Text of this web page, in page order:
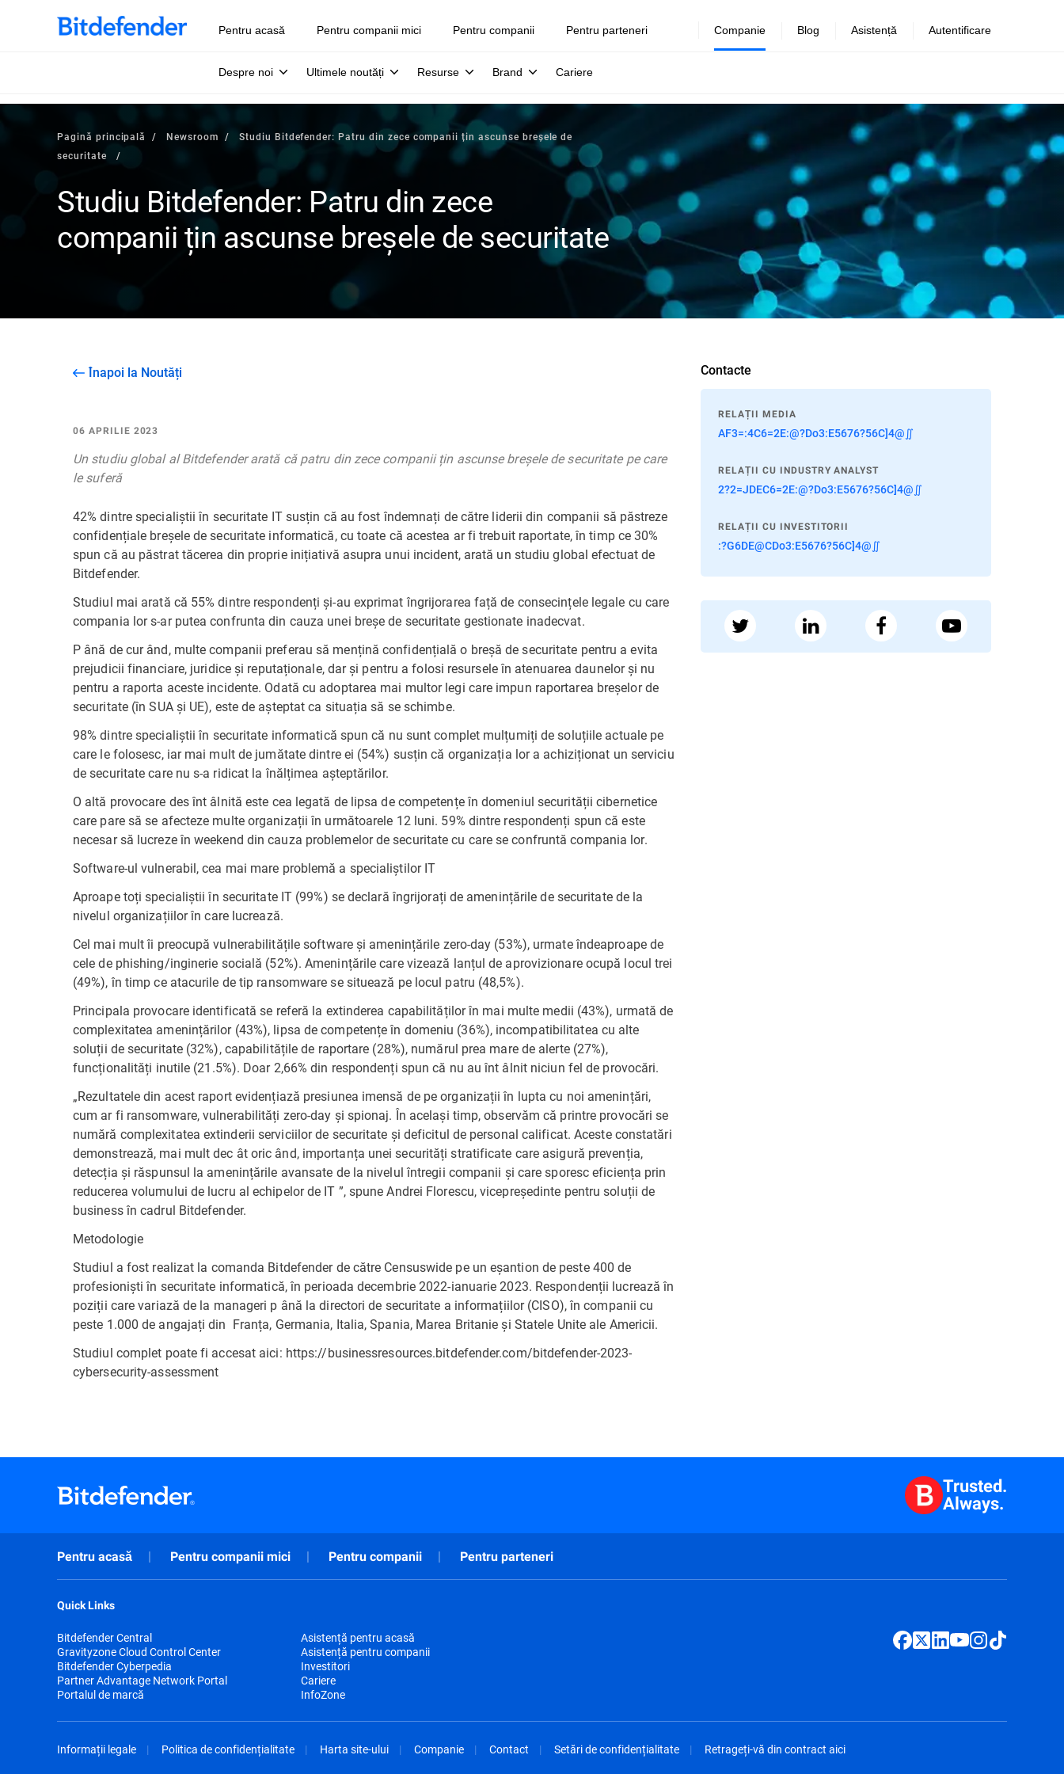
Pentru acasă Pentru companii mici Pentru companii Pentru parteneri Companie
Despre noi Ultimele noutăți Resurse Brand Cariere
Blog Asistență Autentificare
Pagină principală Newsroom
Studiu Bitdefender: Patru din zece companii țin ascunse breșele de
securitate
Studiu Bitdefender: Patru din zece
companii țin ascunse breșele de securitate
Înapoi la Noutăți
06 APRILIE 2023
Un studiu global al Bitdefender arată că patru din zece companii țin ascunse breșele de securitate pe care
le suferă
42% dintre specialiștii în securitate IT susțin că au fost îndemnați de către liderii din companii să păstreze
confidențiale breșele de securitate informatică, cu toate că acestea ar fi trebuit raportate, în timp ce 30%
spun că au păstrat tăcerea din proprie inițiativă asupra unui incident, arată un studiu global efectuat de
Bitdefender.
Studiul mai arată că 55% dintre respondenți și-au exprimat îngrijorarea față de consecințele legale cu care
compania lor s-ar putea confrunta din cauza unei breșe de securitate gestionate inadecvat.
P ână de cur ând, multe companii preferau să mențină confidențială o breșă de securitate pentru a evita
prejudicii financiare, juridice și reputaționale, dar și pentru a folosi resursele în atenuarea daunelor și nu
pentru a raporta aceste incidente. Odată cu adoptarea mai multor legi care impun raportarea breșelor de
securitate (în SUA și UE), este de așteptat ca situația să se schimbe.
98% dintre specialiștii în securitate informatică spun că nu sunt complet mulțumiți de soluțiile actuale pe
care le folosesc, iar mai mult de jumătate dintre ei (54%) susțin că organizația lor a achiziționat un serviciu
de securitate care nu s-a ridicat la înălțimea așteptărilor.
O altă provocare des înt âlnită este cea legată de lipsa de competențe în domeniul securității cibernetice
care pare să se afecteze multe organizații în următoarele 12 luni. 59% dintre respondenți spun că este
necesar să lucreze în weekend din cauza problemelor de securitate cu care se confruntă compania lor.
Software-ul vulnerabil, cea mai mare problemă a specialiștilor IT
Aproape toți specialiștii în securitate IT (99%) se declară îngrijorați de amenințările de securitate de la
nivelul organizațiilor în care lucrează.
Cel mai mult îi preocupă vulnerabilitățile software și amenințările zero-day (53%), urmate îndeaproape de
cele de phishing/inginerie socială (52%). Amenințările care vizează lanțul de aprovizionare ocupă locul trei
(49%), în timp ce atacurile de tip ransomware se situează pe locul patru (48,5%).
Principala provocare identificată se referă la extinderea capabilităților în mai multe medii (43%), urmată de
complexitatea amenințărilor (43%), lipsa de competențe în domeniu (36%), incompatibilitatea cu alte
soluții de securitate (32%), capabilitățile de raportare (28%), numărul prea mare de alerte (27%),
funcționalități inutile (21.5%). Doar 2,66% din respondenți spun că nu au înt âlnit niciun fel de provocări.
„Rezultatele din acest raport evidențiază presiunea imensă de pe organizații în lupta cu noi amenințări,
cum ar fi ransomware, vulnerabilități zero-day și spionaj. În același timp, observăm că printre provocări se
numără complexitatea extinderii serviciilor de securitate și deficitul de personal calificat. Aceste constatări
demonstrează, mai mult dec ât oric ând, importanța unei securități stratificate care asigură prevenția,
detecția și răspunsul la amenințările avansate de la nivelul întregii companii și care sporesc eficiența prin
reducerea volumului de lucru al echipelor de IT ”, spune Andrei Florescu, vicepreședinte pentru soluții de
business în cadrul Bitdefender.
Metodologie
Studiul a fost realizat la comanda Bitdefender de către Censuswide pe un eșantion de peste 400 de
profesioniști în securitate informatică, în perioada decembrie 2022-ianuarie 2023. Respondenții lucrează în
poziții care variază de la manageri p ână la directori de securitate a informațiilor (CISO), în companii cu
peste 1.000 de angajați din Franța, Germania, Italia, Spania, Marea Britanie și Statele Unite ale Americii.
Studiul complet poate fi accesat aici: https://businessresources.bitdefender.com/bitdefender-2023-
cybersecurity-assessment
Contacte
RELAȚII MEDIA
AF3=:4C6=2E:@?Do3:E5676?56C]4@∬
RELAȚII CU INDUSTRY ANALYST
2?2=JDEC6=2E:@?Do3:E5676?56C]4@∬
RELAȚII CU INVESTITORII
:?G6DE@CDo3:E5676?56C]4@∬
Trusted.
Always.
Pentru acasă Pentru companii mici Pentru companii Pentru parteneri
Quick Links
Bitdefender Central
Gravityzone Cloud Control Center
Bitdefender Cyberpedia
Partner Advantage Network Portal
Portalul de marcă
Asistență pentru acasă
Asistență pentru companii
Investitori
Cariere
InfoZone
Informații legale Politica de confidențialitate Harta site-ului Companie Contact Setări de confidențialitate Retrageți-vă din contract aici